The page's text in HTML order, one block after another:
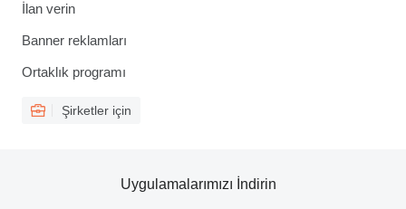
İlan verin
Banner reklamları
Ortaklık programı
Şirketler için
Uygulamalarımızı İndirin